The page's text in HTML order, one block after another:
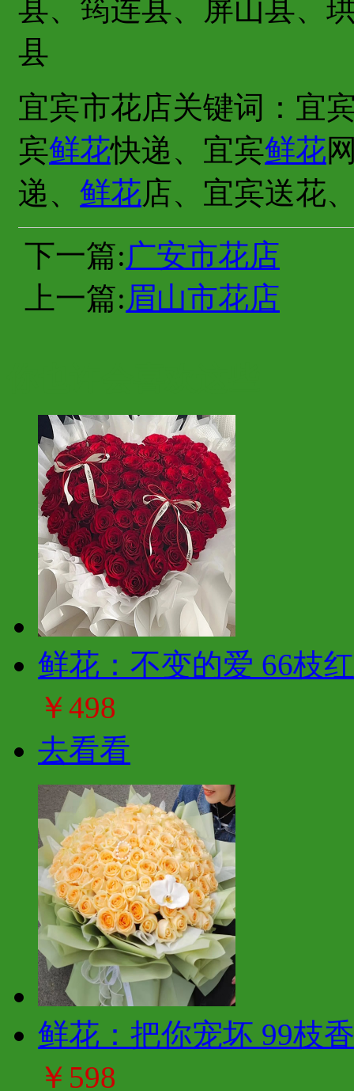
县、筠连县、屏山县、
县
宜宾市花店关键词：宜
宾鲜花快递、宜宾鲜花
递、 鲜花店、宜宾送花
下一篇:广安市花店
上一篇:眉山市花店
鲜花：不变的爱 66枝
￥498
去看看
鲜花：把你宠坏 99枝
￥598